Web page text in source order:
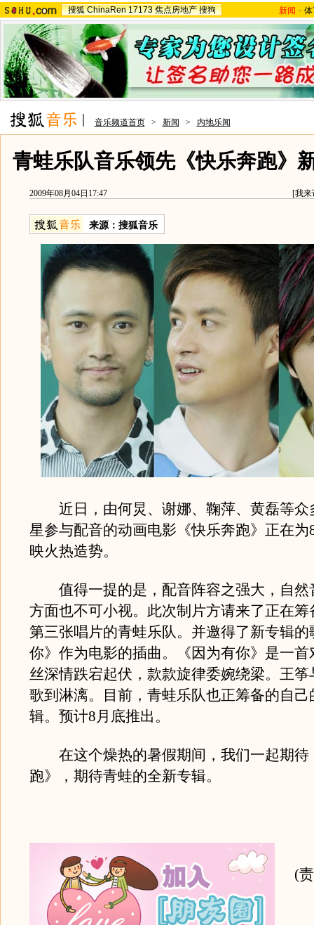
搜狐 ChinaRen 17173 焦点房地产 搜狗 新闻 -
音乐频道首页 > 新闻 > 内地乐闻
青蛙乐队音乐领先《快乐奔跑》
2009年08月04日17:47 [我来
来源： 搜狐音乐
近日，由何炅、谢娜、鞠萍、黄磊等众
星参与配音的动画电影《快乐奔跑》正在为
映火热造势。
值得一提的是，配音阵容之强大，自然
方面也不可小视。此次制片方请来了正在筹
第三张唱片的青蛙乐队。并邀得了新专辑的
你》作为电影的插曲。《因为有你》是一首
丝深情跌宕起伏，款款旋律委婉绕梁。王筝
歌到淋漓。目前，青蛙乐队也正筹备的自己
辑。预计8月底推出。
在这个燥热的暑假期间，我们一起期待
跑》，期待青蛙的全新专辑。
(